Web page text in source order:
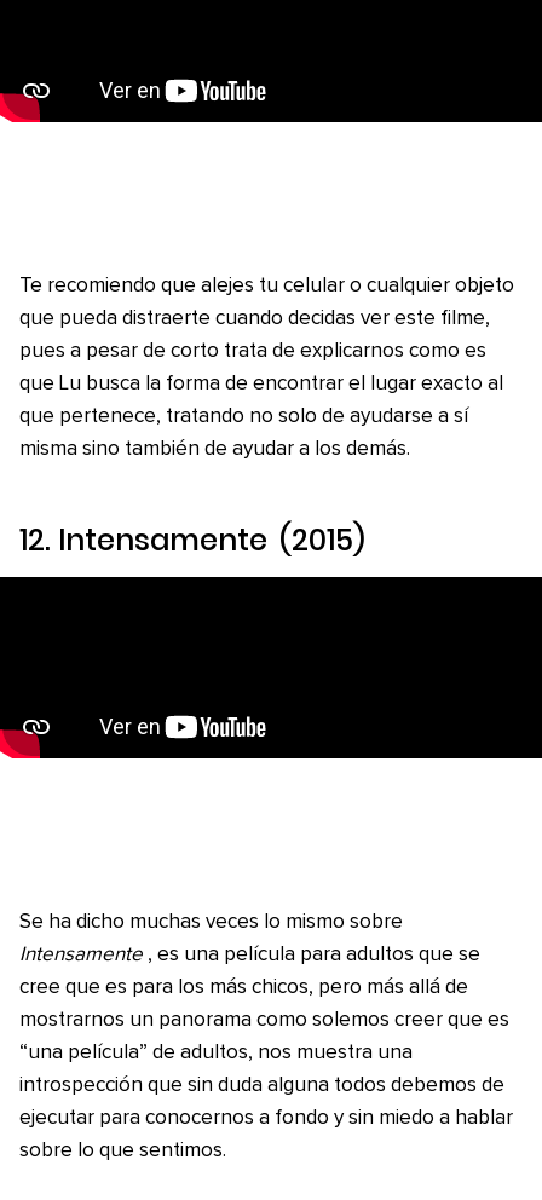
Te recomiendo que alejes tu celular o cualquier objeto
que pueda distraerte cuando decidas ver este filme,
pues a pesar de corto trata de explicarnos como es
que Lu busca la forma de encontrar el lugar exacto al
que pertenece, tratando no solo de ayudarse a sí
misma sino también de ayudar a los demás.
12. Intensamente (2015)
Se ha dicho muchas veces lo mismo sobre
Intensamente , es una película para adultos que se
cree que es para los más chicos, pero más allá de
mostrarnos un panorama como solemos creer que es
“una película” de adultos, nos muestra una
introspección que sin duda alguna todos debemos de
ejecutar para conocernos a fondo y sin miedo a hablar
sobre lo que sentimos.